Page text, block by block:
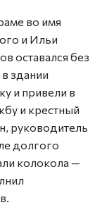
во имя
и Ильи
оставался без
здании
и привели в
и крестный
руководитель
долгого
колокола —